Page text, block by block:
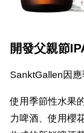
開發父親節
SanktGallen因應
使用季節性水果
力啤酒、使用櫻